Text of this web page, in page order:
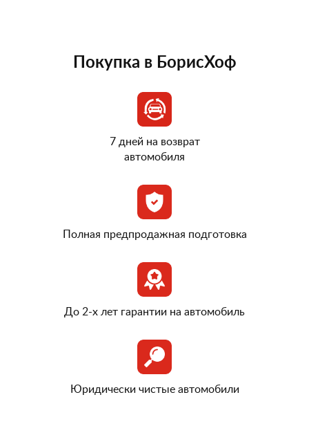
Покупка в БорисХоф
7 дней на возврат
автомобиля
Полная предпродажная подготовка
До 2-х лет гарантии на автомобиль
Юридически чистые автомобили